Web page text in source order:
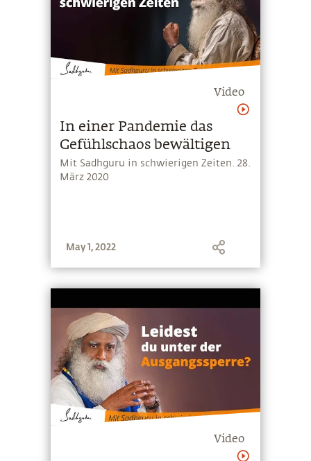
Video
In einer Pandemie das
Gefühlschaos bewältigen
Mit Sadhguru in schwierigen Zeiten. 28.
März 2020
May 1, 2022
Video